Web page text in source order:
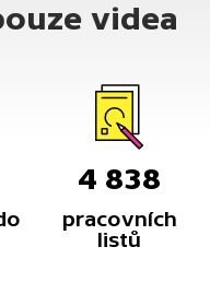
videa
4 838
pracovních
listů